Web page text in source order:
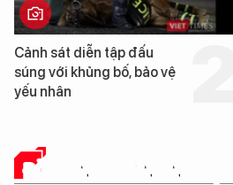
Trung Quốc phát hiện “mỏ
cao su tự nhiên” từ một
loài cỏ dại mọc trên đất
ĐỜI SỐNG DOANH NGHIỆP